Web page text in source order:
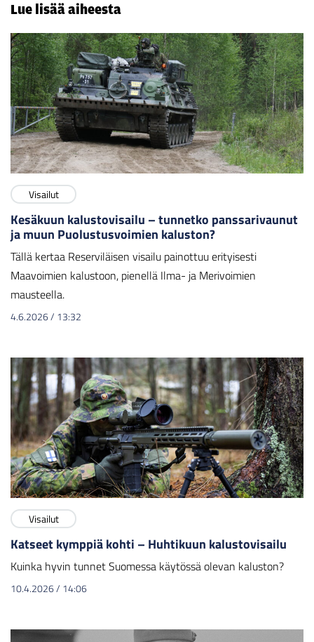
Lue lisää aiheesta
Visailut
Kesäkuun kalustovisailu – tunnetko panssarivaunut
ja muun Puolustusvoimien kaluston?
Tällä kertaa Reserviläisen visailu painottuu erityisesti
Maavoimien kalustoon, pienellä Ilma- ja Merivoimien
mausteella.
4.6.2026/ 13:32
Visailut
Katseet kymppiä kohti – Huhtikuun kalustovisailu
Kuinka hyvin tunnet Suomessa käytössä olevan kaluston?
10.4.2026/ 14:06